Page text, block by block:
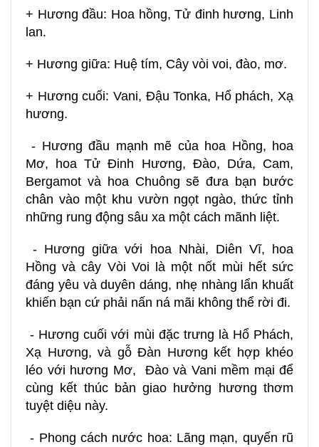
+ Hương đầu: Hoa hồng, Tử đinh hương, Linh
lan.
+ Hương giữa: Huệ tím, Cây vòi voi, đào, mơ.
+ Hương cuối: Vani, Đậu Tonka, Hổ phách, Xạ
hương.
- Hương đầu mạnh mẽ của hoa Hồng, hoa
Mơ, hoa Tử Đinh Hương, Đào, Dứa, Cam,
Bergamot và hoa Chuông sẽ đưa bạn bước
chân vào một khu vườn ngọt ngào, thức tỉnh
những rung động sâu xa một cách mãnh liệt.
- Hương giữa với hoa Nhài, Diên Vĩ, hoa
Hồng và cây Vòi Voi là một nốt mùi hết sức
đáng yêu và duyên dáng, nhẹ nhàng lẩn khuất
khiến bạn cứ phải nấn ná mãi không thể rời đi.
- Hương cuối với mùi đặc trưng là Hổ Phách,
Xạ Hương, và gỗ Đàn Hương kết hợp khéo
léo với hương Mơ, Đào và Vani mềm mại để
cùng kết thúc bản giao hưởng hương thơm
tuyệt diệu này.
- Phong cách nước hoa: Lãng mạn, quyến rũ